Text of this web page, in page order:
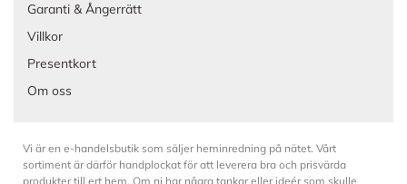
Garanti & Ångerrätt
Villkor
Presentkort
Om oss
Vi är en e-handelsbutik som säljer heminredning på nätet. Vårt
sortiment är därför handplockat för att leverera bra och prisvärda
produkter till ert hem. Om ni har några tankar eller ideér som skulle